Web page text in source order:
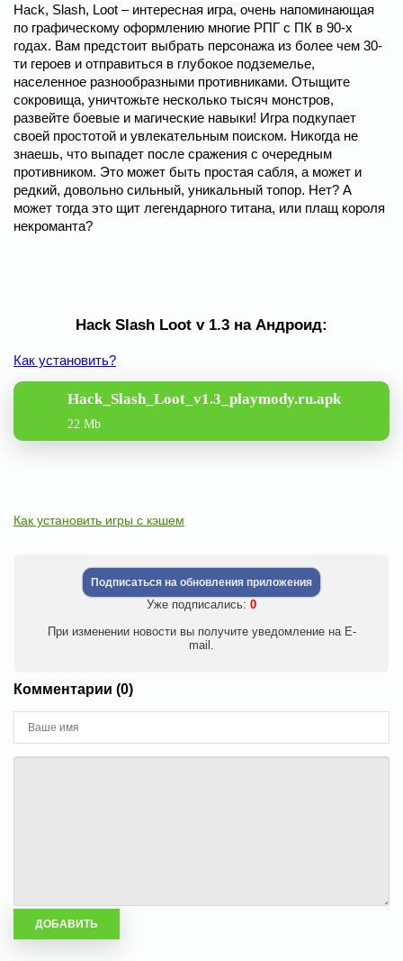
Hack, Slash, Loot – интересная игра, очень напоминающая
по графическому оформлению многие РПГ с ПК в 90-х
годах. Вам предстоит выбрать персонажа из более чем 30-
ти героев и отправиться в глубокое подземелье,
населенное разнообразными противниками. Отыщите
сокровища, уничтожьте несколько тысяч монстров,
развейте боевые и магические навыки! Игра подкупает
своей простотой и увлекательным поиском. Никогда не
знаешь, что выпадет после сражения с очередным
противником. Это может быть простая сабля, а может и
редкий, довольно сильный, уникальный топор. Нет? А
может тогда это щит легендарного титана, или плащ короля
некроманта?
Hack Slash Loot v 1.3 на Андроид:
Как установить?
Hack_Slash_Loot_v1.3_playmody.ru.apk
22 Mb
Как установить игры с кэшем
Подписаться на обновления приложения
Уже подписались: 0
При изменении новости вы получите уведомление на E-
mail.
Комментарии (0)